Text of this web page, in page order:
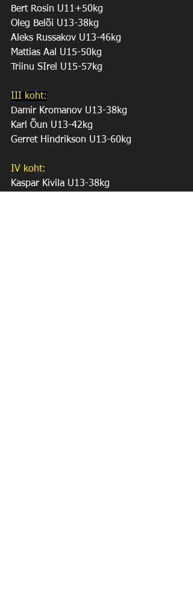
Bert Rosin U11+50kg
Oleg Belõi U13-38kg
Aleks Russakov U13-46kg
Mattias Aal U15-50kg
Triinu SIrel U15-57kg
III koht:
Damir Kromanov U13-38kg
Karl Õun U13-42kg
Gerret Hindrikson U13-60kg
IV koht:
Kaspar Kivila U13-38kg